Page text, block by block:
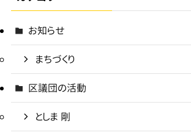
お知らせ
まちづくり
区議団の活動
としま 剛